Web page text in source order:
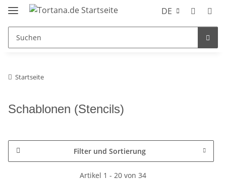
DE
Startseite
Schablonen (Stencils)
Filter und Sortierung
Artikel 1 - 20 von 34